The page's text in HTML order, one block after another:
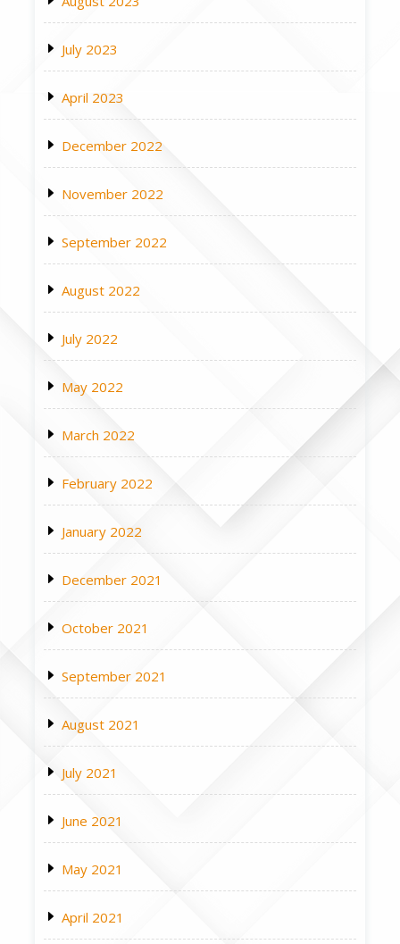
July 2023
April 2023
December 2022
November 2022
September 2022
August 2022
July 2022
May 2022
March 2022
February 2022
January 2022
December 2021
October 2021
September 2021
August 2021
July 2021
June 2021
May 2021
April 2021